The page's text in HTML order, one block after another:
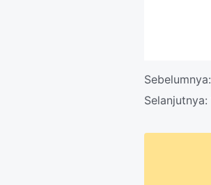
Sebelumnya:
Selanjutnya: